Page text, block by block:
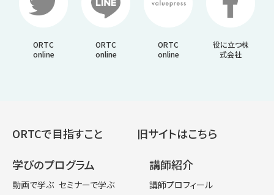
ORTC
online
ORTC
online
ORTC
online
役に立つ株
式会社
ORTCで目指すこと
旧サイトはこちら
学びのプログラム
動画で学ぶ セミナーで学ぶ
講師紹介
講師プロフィール